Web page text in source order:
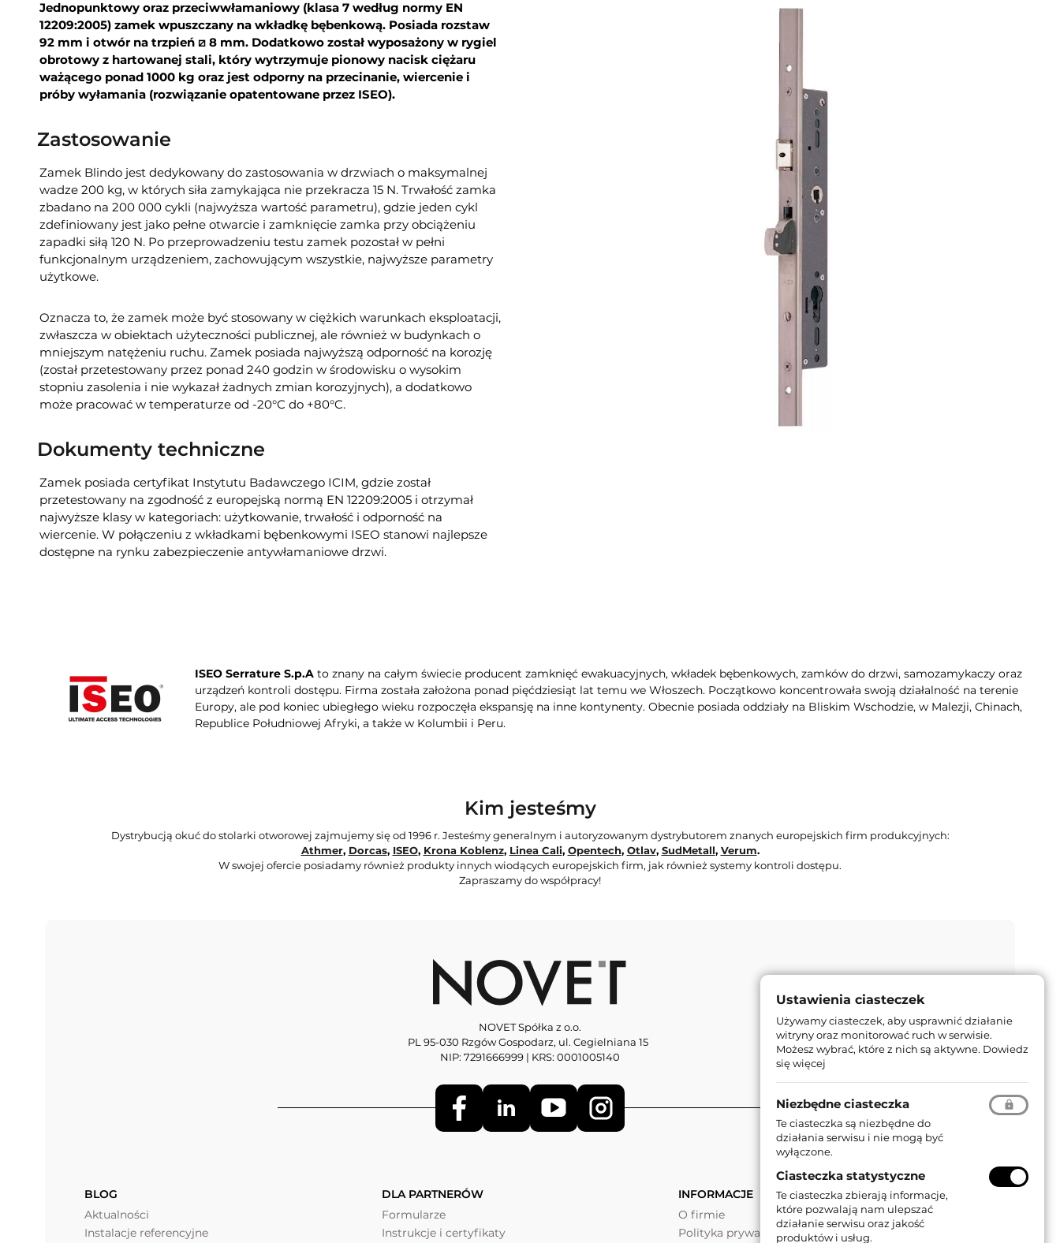
Jednopunktowy oraz przeciwwłamaniowy (klasa 7 według normy EN
12209:2005) zamek wpuszczany na wkładkę bębenkową. Posiada rozstaw
92 mm i otwór na trzpień ⧄ 8 mm. Dodatkowo został wyposażony w rygiel
obrotowy z hartowanej stali, który wytrzymuje pionowy nacisk ciężaru
ważącego ponad 1000 kg oraz jest odporny na przecinanie, wiercenie i
próby wyłamania (rozwiązanie opatentowane przez ISEO).
Zastosowanie
Zamek Blindo jest dedykowany do zastosowania w drzwiach o maksymalnej
wadze 200 kg, w których siła zamykająca nie przekracza 15 N. Trwałość zamka
zbadano na 200 000 cykli (najwyższa wartość parametru), gdzie jeden cykl
zdefiniowany jest jako pełne otwarcie i zamknięcie zamka przy obciążeniu
zapadki siłą 120 N. Po przeprowadzeniu testu zamek pozostał w pełni
funkcjonalnym urządzeniem, zachowującym wszystkie, najwyższe parametry
użytkowe.
Oznacza to, że zamek może być stosowany w ciężkich warunkach eksploatacji,
zwłaszcza w obiektach użyteczności publicznej, ale również w budynkach o
mniejszym natężeniu ruchu. Zamek posiada najwyższą odporność na korozję
(został przetestowany przez ponad 240 godzin w środowisku o wysokim
stopniu zasolenia i nie wykazał żadnych zmian korozyjnych), a dodatkowo
może pracować w temperaturze od -20°C do +80°C.
Dokumenty techniczne
Zamek posiada certyfikat Instytutu Badawczego ICIM, gdzie został
przetestowany na zgodność z europejską normą EN 12209:2005 i otrzymał
najwyższe klasy w kategoriach: użytkowanie, trwałość i odporność na
wiercenie. W połączeniu z wkładkami bębenkowymi ISEO stanowi najlepsze
dostępne na rynku zabezpieczenie antywłamaniowe drzwi.
ISEO Serrature S.p.A to znany na całym świecie producent zamknięć ewakuacyjnych, wkładek bębenkowych, zamków do drzwi, samozamykaczy oraz
urządzeń kontroli dostępu. Firma została założona ponad pięćdziesiąt lat temu we Włoszech. Początkowo koncentrowała swoją działalność na terenie
Europy, ale pod koniec ubiegłego wieku rozpoczęła ekspansję na inne kontynenty. Obecnie posiada oddziały na Bliskim Wschodzie, w Malezji, Chinach,
Republice Południowej Afryki, a także w Kolumbii i Peru.
Kim jesteśmy
Dystrybucją okuć do stolarki otworowej zajmujemy się od 1996 r. Jesteśmy generalnym i autoryzowanym dystrybutorem znanych europejskich firm produkcyjnych:
Athmer, Dorcas, ISEO, Krona Koblenz, Linea Cali, Opentech, Otlav, SudMetall, Verum.
W swojej ofercie posiadamy również produkty innych wiodących europejskich firm, jak również systemy kontroli dostępu.
Zapraszamy do współpracy!
NOVET Spółka z o.o.
PL 95-030 Rzgów Gospodarz, ul. Cegielniana 15
NIP: 7291666999 | KRS: 0001005140
BLOG
Aktualności
Instalacje referencyjne
DLA PARTNERÓW
Formularze
Instrukcje i certyfikaty
INFORMACJE
O firmie
Polityka prywatności
Ustawienia ciasteczek
Używamy ciasteczek, aby usprawnić działanie
witryny oraz monitorować ruch w serwisie.
Możesz wybrać, które z nich są aktywne. Dowiedz
się więcej
Niezbędne ciasteczka
Te ciasteczka są niezbędne do
działania serwisu i nie mogą być
wyłączone.
Ciasteczka statystyczne
Te ciasteczka zbierają informacje,
które pozwalają nam ulepszać
działanie serwisu oraz jakość
produktów i usług.